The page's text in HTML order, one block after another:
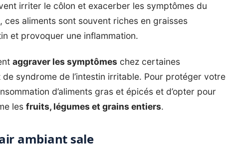
irriter le côlon et exacerber les symptômes du
ces aliments sont souvent riches en graisses
et provoquer une inflammation.
aggraver les symptômes chez certaines
syndrome de l’intestin irritable. Pour protéger votre
d’aliments gras et épicés et d’opter pour
les fruits, légumes et grains entiers.
ambiant sale